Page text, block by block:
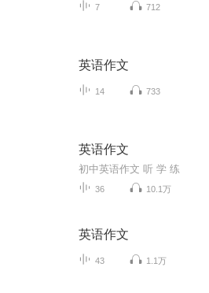
7 712
英语作文
14 733
英语作文
初中英语作文 听 学 练
36 10.1万
英语作文
43 1.1万